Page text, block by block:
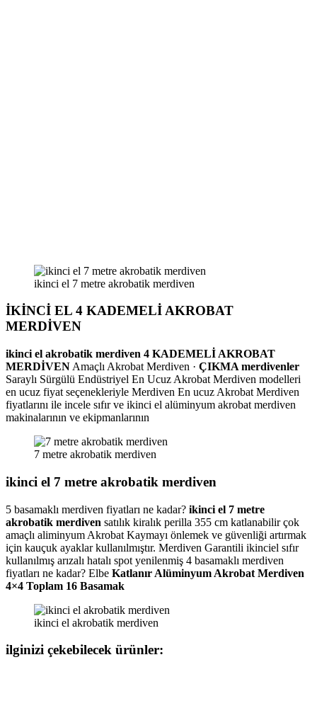
ikinci el 7 metre akrobatik merdiven
İKİNCİ EL 4 KADEMELİ AKROBAT
MERDİVEN
ikinci el akrobatik merdiven 4 KADEMELİ AKROBAT
MERDİVEN Amaçlı Akrobat Merdiven · ÇIKMA merdivenler
Saraylı Sürgülü Endüstriyel En Ucuz Akrobat Merdiven modelleri
en ucuz fiyat seçenekleriyle Merdiven En ucuz Akrobat Merdiven
fiyatlarını ile incele sıfır ve ikinci el alüminyum akrobat merdiven
makinalarının ve ekipmanlarının
7 metre akrobatik merdiven
ikinci el 7 metre akrobatik merdiven
5 basamaklı merdiven fiyatları ne kadar? ikinci el 7 metre
akrobatik merdiven satılık kiralık perilla 355 cm katlanabilir çok
amaçlı aliminyum Akrobat Kaymayı önlemek ve güvenliği artırmak
için kauçuk ayaklar kullanılmıştır. Merdiven Garantili ikinciel sıfır
kullanılmış arızalı hatalı spot yenilenmiş 4 basamaklı merdiven
fiyatları ne kadar? Elbe Katlanır Alüminyum Akrobat Merdiven
4×4 Toplam 16 Basamak
ikinci el akrobatik merdiven
ilginizi çekebilecek ürünler: